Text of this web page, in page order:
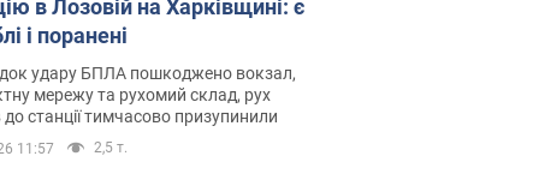
в Лозовій на Харківщині: є
і поранені
удару БПЛА пошкоджено вокзал,
мережу та рухомий склад, рух
до станції тимчасово призупинили
11:57 2,5 т.